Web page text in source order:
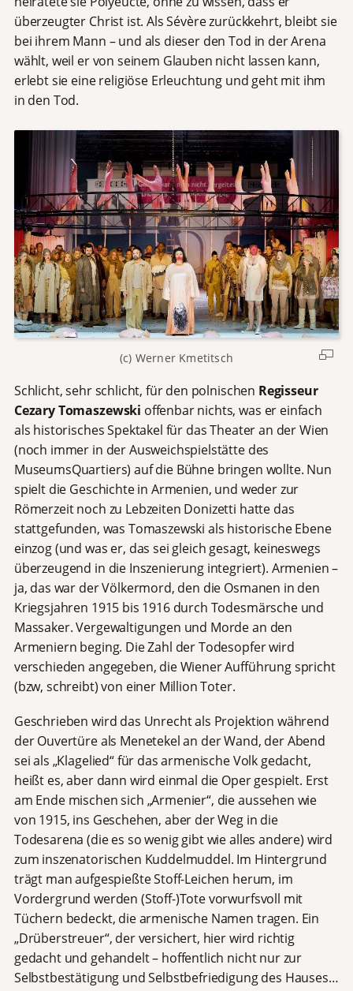
überzeugter Christ ist. Als Sévère zurückkehrt, bleibt sie
bei ihrem Mann – und als dieser den Tod in der Arena
wählt, weil er von seinem Glauben nicht lassen kann,
erlebt sie eine religiöse Erleuchtung und geht mit ihm
in den Tod.
(c) Werner Kmetitsch
Schlicht, sehr schlicht, für den polnischen Regisseur
Cezary Tomaszewski offenbar nichts, was er einfach
als historisches Spektakel für das Theater an der Wien
(noch immer in der Ausweichspielstätte des
MuseumsQuartiers) auf die Bühne bringen wollte. Nun
spielt die Geschichte in Armenien, und weder zur
Römerzeit noch zu Lebzeiten Donizetti hatte das
stattgefunden, was Tomaszewski als historische Ebene
einzog (und was er, das sei gleich gesagt, keineswegs
überzeugend in die Inszenierung integriert). Armenien –
ja, das war der Völkermord, den die Osmanen in den
Kriegsjahren 1915 bis 1916 durch Todesmärsche und
Massaker. Vergewaltigungen und Morde an den
Armeniern beging. Die Zahl der Todesopfer wird
verschieden angegeben, die Wiener Aufführung spricht
(bzw, schreibt) von einer Million Toter.
Geschrieben wird das Unrecht als Projektion während
der Ouvertüre als Menetekel an der Wand, der Abend
sei als „Klagelied“ für das armenische Volk gedacht,
heißt es, aber dann wird einmal die Oper gespielt. Erst
am Ende mischen sich „Armenier“, die aussehen wie
von 1915, ins Geschehen, aber der Weg in die
Todesarena (die es so wenig gibt wie alles andere) wird
zum inszenatorischen Kuddelmuddel. Im Hintergrund
trägt man aufgespießte Stoff-Leichen herum, im
Vordergrund werden (Stoff-)Tote vorwurfsvoll mit
Tüchern bedeckt, die armenische Namen tragen. Ein
„Drüberstreuer“, der versichert, hier wird richtig
gedacht und gehandelt – hoffentlich nicht nur zur
Selbstbestätigung und Selbstbefriedigung des Hauses…